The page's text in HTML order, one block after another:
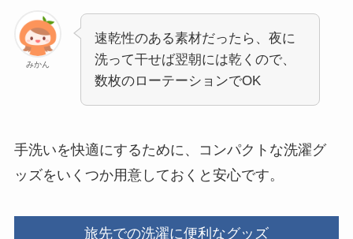
みかん
速乾性のある素材だったら、夜に
洗って干せば翌朝には乾くので、
数枚のローテーションでOK
手洗いを快適にするために、コンパクトな洗濯グ
ッズをいくつか用意しておくと安心です。
旅先での洗濯に便利なグッズ